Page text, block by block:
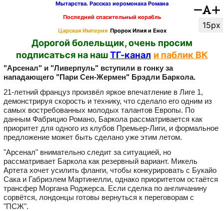
15px
Мытарства. Рассказ иеромонаха Романа
Последний спасительный корабль
Царская Империя Пророк Илия и Енох
Дорогой болельщик, очень просим
подписаться на нашТГ-канал и паблик ВК
"Арсенал" и "Ливерпуль" вступили в гонку за
нападающего "Пари Сен-Жермен" Брэдли Баркола.
21-летний француз произвёл яркое впечатление в Лиге 1,
демонстрируя скорость и технику, что сделало его одним из
самых востребованных молодых талантов Европы. По
данным Фабрицио Романо, Баркола рассматривается как
приоритет для одного из клубов Премьер-Лиги, и формальное
предложение может быть сделано уже этим летом.
"Арсенал" внимательно следит за ситуацией, но
рассматривает Баркола как резервный вариант. Микель
Артета хочет усилить фланги, чтобы конкурировать с Букайо
Сака и Габриэлем Мартинелли, однако приоритетом остаётся
трансфер Моргана Роджерса. Если сделка по англичанину
сорвётся, лондонцы готовы вернуться к переговорам с
"ПСЖ".